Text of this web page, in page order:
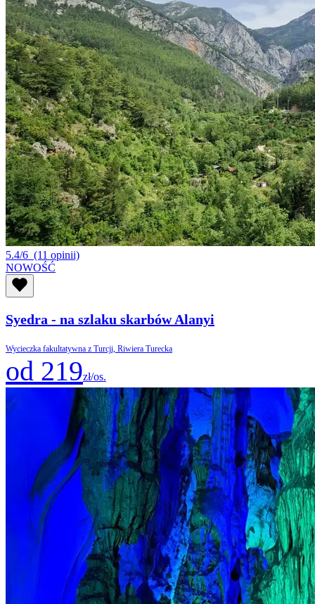
5.4/6 (11 opinii)
NOWOŚĆ
Syedra - na szlaku skarbów Alanyi
Wycieczka fakultatywna z Turcji, Riwiera Turecka
od 219zł/os.